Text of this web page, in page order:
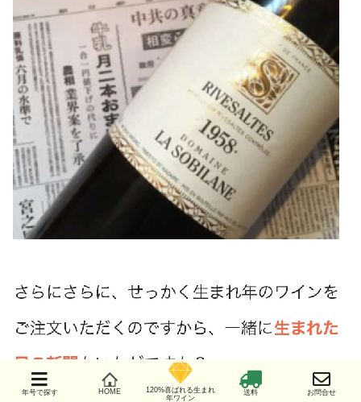
年号で探す HOME
120%喜ばれる生まれ
年ワイン
送料 お問合せ